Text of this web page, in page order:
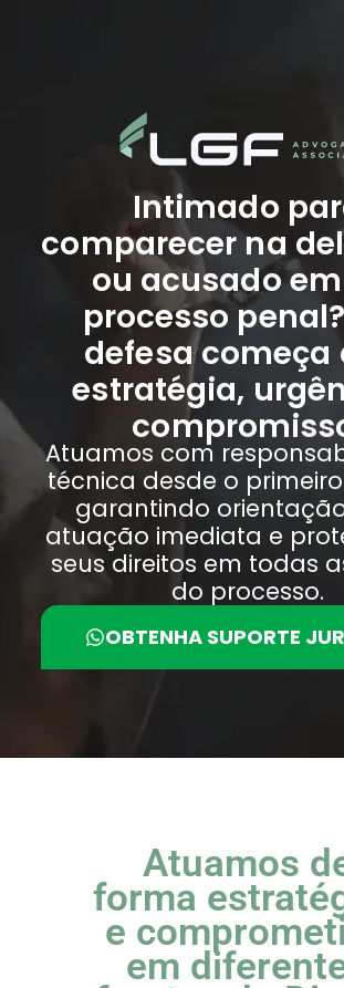
Intimado
comparecer na
ou acusado
processo
defesa começa
estratégia,
Atuamos com
técnica desde o
garantindo
atuação imediata e
seus direitos em todas
do processo.
OBTENHA SUPORTE
Atuamos
forma
e
em